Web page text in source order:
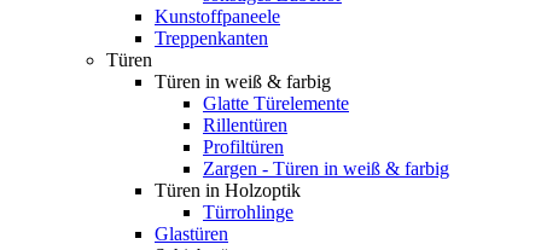
Kunstoffpaneele
Treppenkanten
Türen
Türen in weiß & farbig
Glatte Türelemente
Rillentüren
Profiltüren
Zargen - Türen in weiß & farbig
Türen in Holzoptik
Türrohlinge
Glastüren